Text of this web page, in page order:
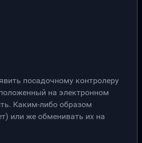
посадочному контролеру
на электронном
Каким-либо образом
или же обменивать их на